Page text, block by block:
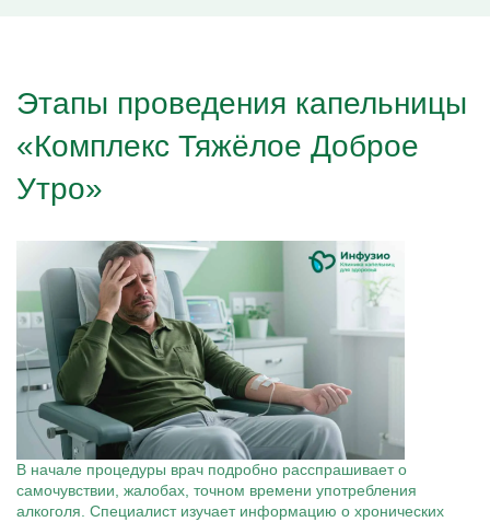
Этапы проведения капельницы
«Комплекс Тяжёлое Доброе
Утро»
В начале процедуры врач подробно расспрашивает о
самочувствии, жалобах, точном времени употребления
алкоголя. Специалист изучает информацию о хронических